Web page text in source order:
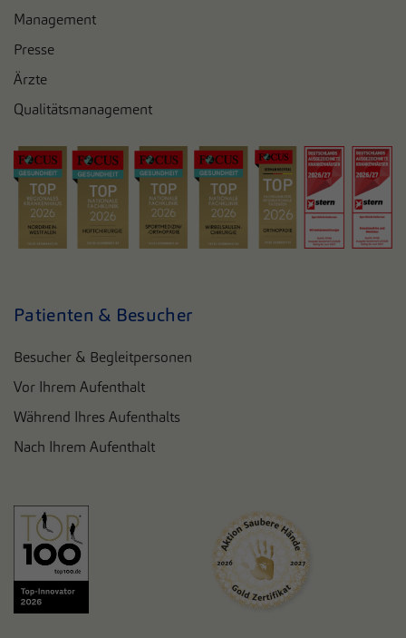
Management
Presse
Ärzte
Qualitätsmanagement
Patienten & Besucher
Besucher & Begleitpersonen
Vor Ihrem Aufenthalt
Während Ihres Aufenthalts
Nach Ihrem Aufenthalt